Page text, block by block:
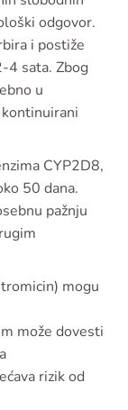
odgovor.
i postiže
4 sata. Zbog
u
CYP2D8,
50 dana.
pažnju
mogu
može dovesti
rizik od